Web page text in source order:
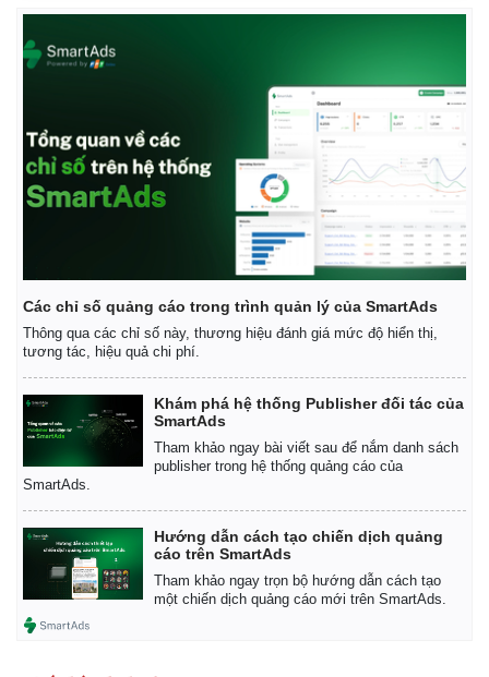
Thế giới
Quan sát
Cuộc sống đó đây
Hồ sơ
Video
E-Magazine
Infographic
Các chỉ số quảng cáo trong trình quản lý của SmartAds
Thông qua các chỉ số này, thương hiệu đánh giá mức độ hiển thị,
tương tác, hiệu quả chi phí.
Khám phá hệ thống Publisher đối tác của
SmartAds
Tham khảo ngay bài viết sau để nắm danh sách
publisher trong hệ thống quảng cáo của
SmartAds.
Hướng dẫn cách tạo chiến dịch quảng
cáo trên SmartAds
Tham khảo ngay trọn bộ hướng dẫn cách tạo
một chiến dịch quảng cáo mới trên SmartAds.